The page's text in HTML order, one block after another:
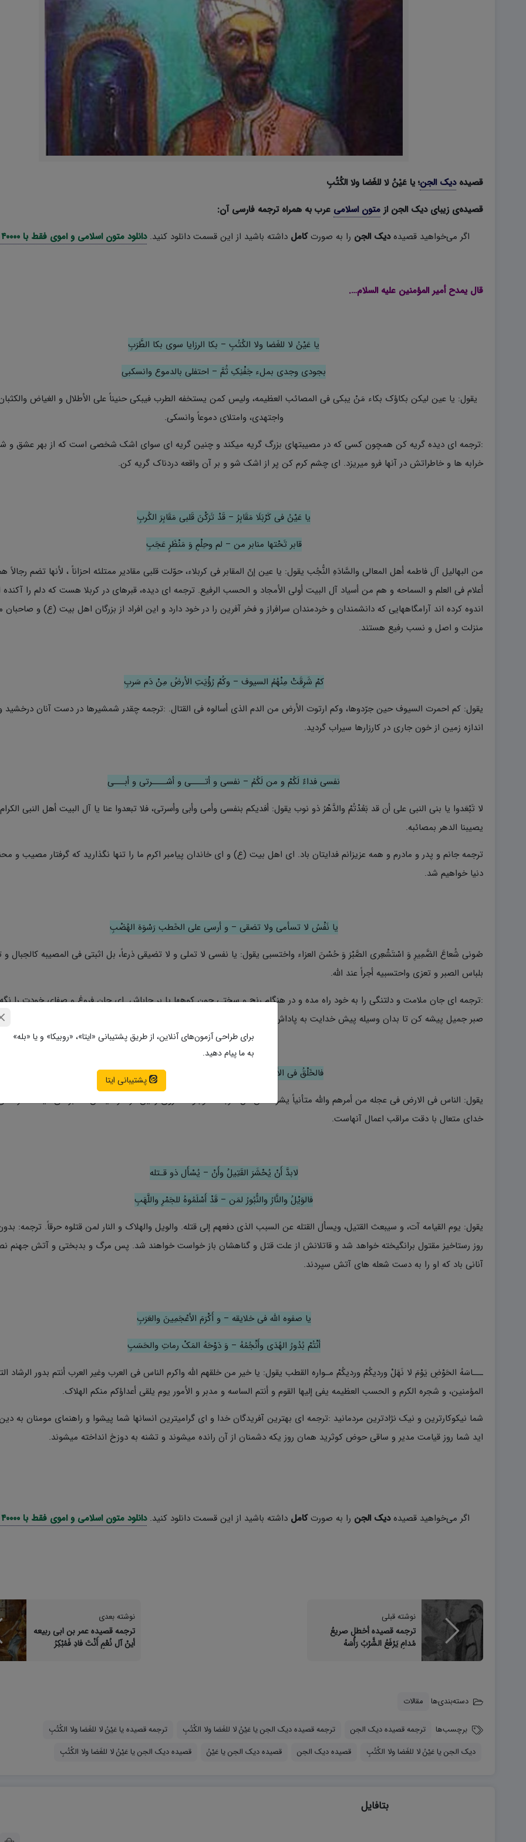
ریاضی و آمار
دفاعی دهم
مدیریت خانواده
انسان و محیط زیست
هویت اجتماعی
تفکر و سواد رسانه ای
آمادگی دفاعی دهم W
تفکر و سواد رسانه ای D
آمادگی دفاعی ۱۰ D
قصیده دیک الجن؛یا عَیْنُ لا للغَضا ولا الکُتُبِ
قصیده‌ی زیبایدیک الجن ازمتون اسلامی عرب به همراه ترجمه فارسی آن:
اگر می‌خواهید قصیدهدیک الجن را به صورتکامل داشته باشید از این قسمت دانلود کنید.دانلود متون اسلامی و اموی فقط با ۴۰۰۰۰ تومان
قال یمدح أمیر المؤمنین علیه السلام….
یا عَیْنُ لا للغَضا ولا الکُتُبِ – بکا الرزایا سوى بکا الطَّرَبِ
بجودی وجدی بملء جَفْنِکِ ثُمَّ – احتفلی بالدموع وانسکبی
یقول: یا عین لیکن بکاؤک بکاء مَنْ یبکى فی المصائب العظیمه، ولیس کمن یستخفه الطرب فیبکی حنیناً على الأطلال و الغیاض
واجتهدی، وامتلای دموعاً وانسکی.
:ترجمه ای دیده گریه کن همچون کسی که در مصیبتهای بزرگ گریه میکند و چنین گریه ای سوای اشک شخصی است که از بهر عشق و
خرابه ها و خاطراتش در آنها فرو میریزد. ای چشم کرم کن پر از اشک شو و بر آن واقعه دردناک گریه کن.
یا عَیْنُ فی کَرْبَلَا مَقَابِرُ – قَدْ تَرَکْنَ قَلبی مَقَابِرَ الکُربِ
قابر تَحْتها منابر من – لم وحِلْمٍ وَ مَنْظَرٍ عَجَبِ
من البهالیل آل فاطمه أهل المعالى والسَّادَهِ النُّجُب یقول: یا عین إنّ المقابر فی کربلاء، حوّلت قلبی مقادیر ممتلئه احزاناً ، لأنها تضم رجالاً
أعلام فی العلم و السماحه و هم من أسیاد آل البیت أولی الأمجاد و الحسب الرفیع. ترجمه ای دیده، قبرهای در کربلا هست که دلم را آکنده
اندوه کرده اند آرامگاههایی که دانشمندان و خردمندان سرافراز و فخر آفرین را در خود دارد و این افراد از بزرگان اهل بیت (ع) و صاحبان
منزلت و اصل و نسب رفیع هستند.
کمْ شَرِقَتْ مِنْهُمُ السیوف – وکُمْ رُؤْیَتِ الأرضُ مِنْ دَم سَربِ
یقول: کم احمرت السیوف حین جرّدوها، وکم ارتوت الأرض من الدم الذی أسالوه فی القتال. :ترجمه چقدر شمشیرها در دست آنان درخشید
اندازه زمین از خون جاری در کارزارها سیراب گردید.
نفسی فداءٌ لَکُمْ و من لَکُمُ – نفسی و أتــــی و أشــــرتی و أبـــی
لا تَبْعَدوا یا بنی النبی على أن قد بَعُدْتُمْ والدَّهْرُ ذو نوب یقول: أفدیکم بنفسی وأمی وأبی وأسرتی، فلا تبعدوا عنا یا آل البیت أهل النبی
یصیبنا الدهر بمصائبه.
ترجمه جانم و پدر و مادرم و همه عزیزانم فدایتان باد. ای اهل بیت (ع) و ای خاندان پیامبر اکرم ما را تنها نگذارید که گرفتار مصیب و
دنیا خواهیم شد.
یا نَفْسُ لا تسأمی ولا تضقی – و أرسی على الخَطب رَسْوَهَ الهُضْبِ
صُونی شُعاعَ الضَّمِیرِ وَ اسْتَشْعِری الصَّبْرَ وَ حُسْنَ العزاء واختسبی یقول: یا نفسی لا تملی و لا تضیقی ذرعاً، بل اثبتی فی المصیبه کالجبال و
بلباس الصبر و تعزی واحتسبیه أجراً عند الله.
:ترجمه ای جان ملامت و دلتنگی را به خود راه مده و در هنگام رنج و سختی چون کوهها پا بر جاباش. ای جان فروغ و صفای خودت را نگه
صبر جمیل پیشه کن تا بدان وسیله پیش خدایت به پاداش رسی.
فالخَلْقُ فی الأَرضِ یَعْجَلُونَ – و مَوْ لای على تواد و مُرتقب
یقول: الناس فی الارض فی عجله من أمرهم والله متأنیاً یشرف من عل. ترجمه موجودات روی زمین در کارهایشان شتابزدگی میکنند در
خدای متعال با دقت مراقب اعمال آنهاست.
لابدَّ أَنْ یُحْشَرَ القَتِیلُ وأَنْ – یُسْأَل ذو قـتله
فالوَیْلُ والنَّارُ والنُّبُورُ لمَن – قَدْ أَسْلَمُوهُ للجَمْرِ واللَّهَبِ
یقول: یوم القیامه آت، و سیبعث القتیل، ویسأل القتله عن السبب الذی دفعهم إلى قتله. والویل والهلاک و النار لمن قتلوه حرقاً. ترجمه:
روز رستاخیز مقتول برانگیخته خواهد شد و قاتلانش از علت قتل و گناهشان باز خواست خواهند شد. پس مرگ و بدبختی و آتش جهنم
آنانی باد که او را به دست شعله های آتش سپردند.
یا صفوه الله فی خلایقه – و أَکْرَمَ الأعْجَمِینَ والعَرَبِ
أنْتُمْ بُدُورُ الهُدَى وأَنْجُمُهُ – وَ دَوْحَهُ المَکْ رماتِ والحَسَبِ
ـــاسَهُ الحَوْضِ یَوْمَ لا نَهَلْ وردیکُمْ وردیکُمْ مـواره القطب یقول: یا خیر من خلقهم الله واکرم الناس فی العرب وغیر العرب أنتم بدور الرشاد
المؤمنین، و شجره الکرم و الحسب العظیمه یفی إلیها القوم و أنتم الساسه و مدبر و الأمور یوم یلقى أعداؤکم منکم الهلاک.
شما نیکوکارترین و نیک نژادترین مردمانید :ترجمه ای بهترین آفریدگان خدا و ای گرامیترین انسانها شما پیشوا و راهنمای مومنان به
اید شما روز قیامت مدیر و ساقی حوض کوثرید همان روز یکه دشمنان از آن رانده میشوند و تشنه به دوزخ انداخته میشوند.
اگر می‌خواهید قصیدهدیک الجن را به صورتکامل داشته باشید از این قسمت دانلود کنید.دانلود متون اسلامی و اموی فقط با ۴۰۰۰۰ تومان
نوشته قبلی
ترجمه قصیده أخطل صریعُ
مُدامِ یَرْفَعُ الشَّرْبُ رَأْسَهُ
نوشته بعدی
ترجمه قصیده عمر بن ابی ربیعه
أینْ آل نُعْمِ أَنْتَ فادِ فَمُبْکِرُ
دسته‌بندی‌ها مقالات
برچسب‌ها ترجمه قصیده دیک الجن ترجمه قصیده دیک الجن یا عَيْنُ لا للغَضا ولا الكُتُبِ
ترجمه قصیده یا عَيْنُ لا للغَضا ولا الكُتُبِ
دیک الجن یا عَيْنُ لا للغَضا ولا الكُتُبِ
قصیده دیک الجن قصیده دیک الجن یا عَيْنُ قصیده دیک الجن یا عَيْنُ لا للغَضا ولا الكُتُبِ
بتافایل
برای طراحی آزمون‌های آنلاین، از طریق پشتیبانی «ایتا»، «روبیکا» و یا «بله»
به ما پیام دهید.
پشتیبانی ایتا